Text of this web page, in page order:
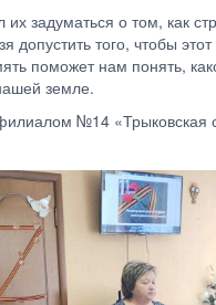
их задуматься о том, как
допустить того, чтобы
поможет нам понять,
земле.
№14 «Трыковская